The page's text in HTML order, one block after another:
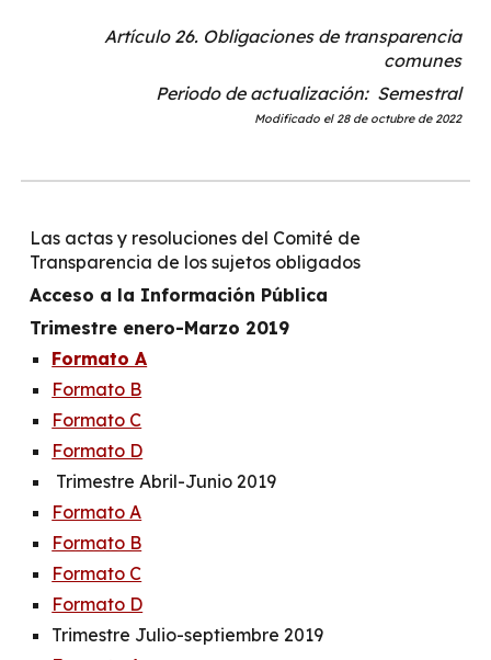
Artículo 26. Obligaciones de transparencia
comunes
Periodo de actualización: Semestral
Modificado el 28 de octubre de 2022
Las actas y resoluciones del Comité de
Transparencia de los sujetos obligados
Acceso a la Información Pública
Trimestre enero-Marzo 2019
Formato A
Formato B
Formato C
Formato D
Trimestre Abril-Junio 2019
Formato A
Formato B
Formato C
Formato D
Trimestre Julio-septiembre 2019